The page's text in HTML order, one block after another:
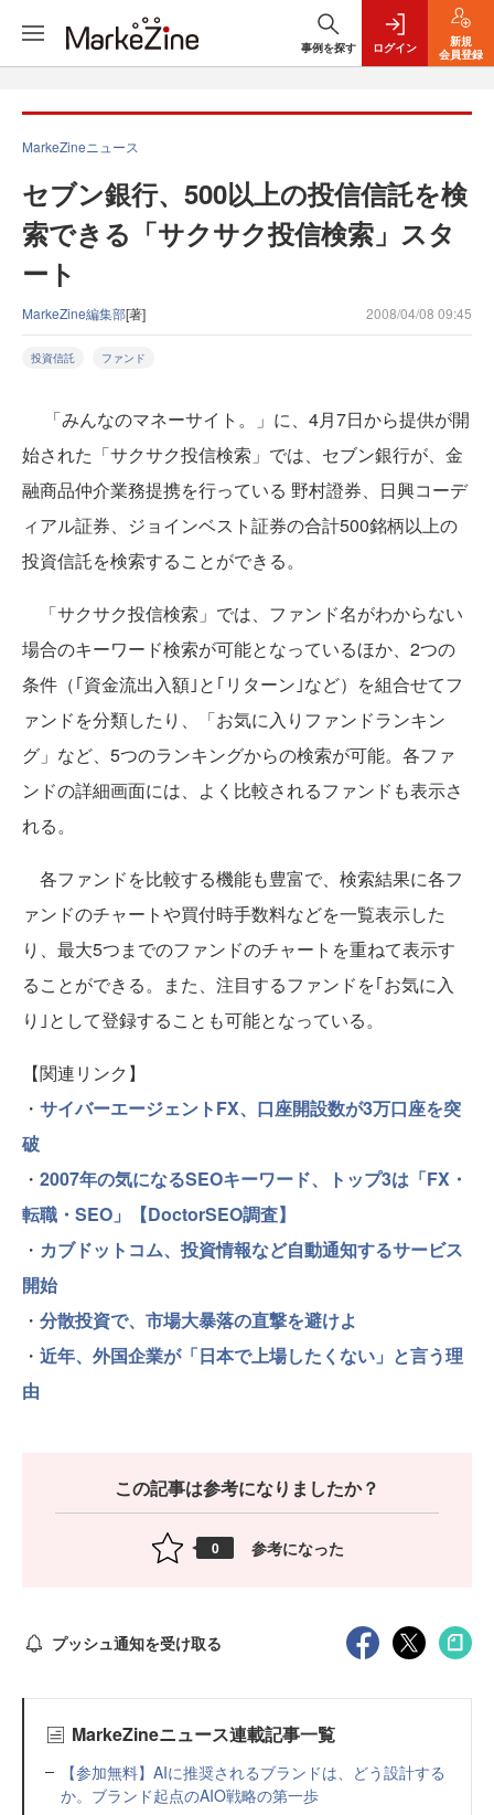
事例を探す ログイン
新規
会員登録
MarkeZineニュース
セブン銀行、500以上の投信信託を検
索できる「サクサク投信検索」スタ
ート
MarkeZine編集部[著] 2008/04/08 09:45
投資信託 ファンド
「みんなのマネーサイト。」に、4月7日から提供が開
始された「サクサク投信検索」では、セブン銀行が、金
融商品仲介業務提携を行っている 野村證券、日興コーデ
ィアル証券、ジョインベスト証券の合計500銘柄以上の
投資信託を検索することができる。
「サクサク投信検索」では、ファンド名がわからない
場合のキーワード検索が可能となっているほか、2つの
条件（｢資金流出入額｣と｢リターン｣など）を組合せてフ
ァンドを分類したり、「お気に入りファンドランキン
グ」など、5つのランキングからの検索が可能。各ファ
ンドの詳細画面には、よく比較されるファンドも表示さ
れる。
各ファンドを比較する機能も豊富で、検索結果に各フ
ァンドのチャートや買付時手数料などを一覧表示した
り、最大5つまでのファンドのチャートを重ねて表示す
ることができる。また、注目するファンドを｢お気に入
り｣として登録することも可能となっている。
【関連リンク】
・ サイバーエージェントFX、口座開設数が3万口座を突
破
・ 2007年の気になるSEOキーワード、トップ3は「FX・
転職・SEO」【DoctorSEO調査】
・ カブドットコム、投資情報など自動通知するサービス
開始
・ 分散投資で、市場大暴落の直撃を避けよ
・ 近年、外国企業が「日本で上場したくない」と言う理
由
この記事は参考になりましたか？
0 参考になった
プッシュ通知を受け取る
MarkeZineニュース連載記事一覧
【参加無料】AIに推奨されるブランドは、どう設計する
か。ブランド起点のAIO戦略の第一歩